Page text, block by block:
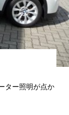
ター照明が点か